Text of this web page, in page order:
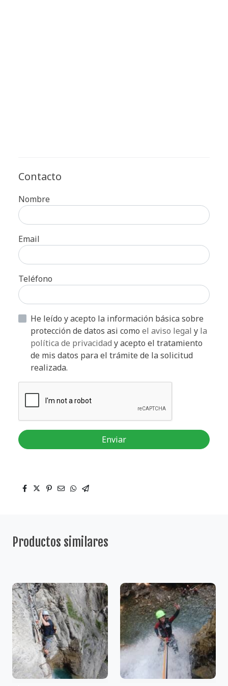
Contacto
Nombre
Email
Teléfono
He leído y acepto la información básica sobre
protección de datos asi como el aviso legal y la
política de privacidad y acepto el tratamiento
de mis datos para el trámite de la solicitud
realizada.
Enviar
Productos similares